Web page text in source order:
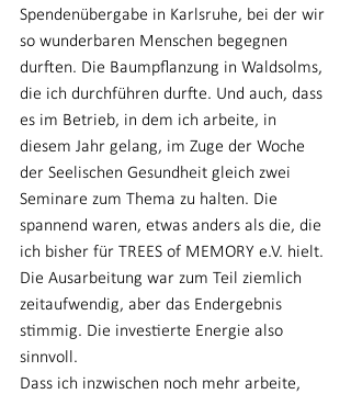
Spendenübergabe in Karlsruhe, bei der wir
so wunderbaren Menschen begegnen
durften. Die Baumpflanzung in Waldsolms,
die ich durchführen durfte. Und auch, dass
es im Betrieb, in dem ich arbeite, in
diesem Jahr gelang, im Zuge der Woche
der Seelischen Gesundheit gleich zwei
Seminare zum Thema zu halten. Die
spannend waren, etwas anders als die, die
ich bisher für TREES of MEMORY e.V. hielt.
Die Ausarbeitung war zum Teil ziemlich
zeitaufwendig, aber das Endergebnis
stimmig. Die investierte Energie also
sinnvoll.
Dass ich inzwischen noch mehr arbeite,